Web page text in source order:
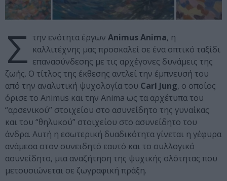
Σ την ενότητα έργων Animus Anima, η
καλλιτέχνης μας προσκαλεί σε ένα οπτικό ταξίδι
επανασύνδεσης με τις αρχέγονες δυνάμεις της
ζωής. Ο τίτλος της έκθεσης αντλεί την έμπνευσή του
από την αναλυτική ψυχολογία του Carl Jung, ο οποίος
όρισε το Animus και την Anima ως τα αρχέτυπα του
“αρσενικού” στοιχείου στο ασυνείδητο της γυναίκας
και του “θηλυκού” στοιχείου στο ασυνείδητο του
άνδρα. Αυτή η εσωτερική δυαδικότητα γίνεται η γέφυρα
ανάμεσα στον συνειδητό εαυτό και το συλλογικό
ασυνείδητο, μια αναζήτηση της ψυχικής ολότητας που
μετουσιώνεται σε ζωγραφική πράξη.